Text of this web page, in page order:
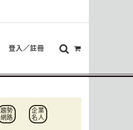
登入／註冊
趨勢
網路
企業
名人